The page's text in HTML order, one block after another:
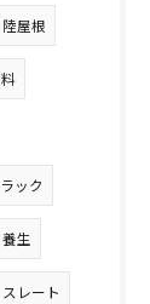
陸屋根
ック
養生
スレート